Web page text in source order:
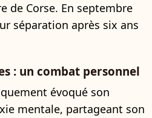
de Corse. En septembre
séparation après six ans
: un combat personnel
évoqué son
mentale, partageant son